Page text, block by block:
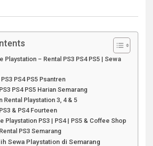
Playstation – Rental PS3 PS4 PS5 | Sewa
PS4 PS5 Psantren
PS4 PS5 Harian Semarang
Rental Playstation 3, 4 & 5
& PS4 Fourteen
Playstation PS3 | PS4 | PS5 & Coffee Shop
PS3 Semarang
Sewa Playstation di Semarang